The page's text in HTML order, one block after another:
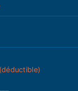
(déductible)